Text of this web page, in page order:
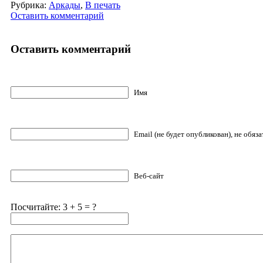
Рубрика: Аркады, В печать
Оставить комментарий
Оставить комментарий
Имя
Email (не будет опубликован), не
Веб-сайт
Посчитайте: 3 + 5 = ?